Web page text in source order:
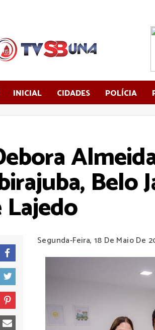
INICIAL CIDADES POLÍCIA
Belo
Lajedo
Segunda-Feira, 18 De Maio De